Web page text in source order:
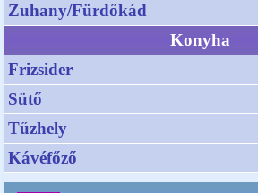
Zuhany/Fürdőkád
Konyha
Frizsider
Sütő
Tűzhely
Kávéfőző